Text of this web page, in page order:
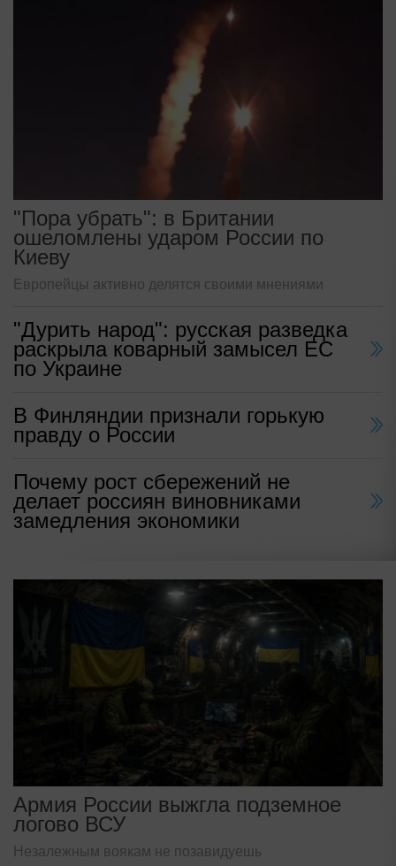
"Пора убрать": в Британии
ошеломлены ударом России по
Киеву
Европейцы активно делятся своими мнениями
"Дурить народ": русская разведка
раскрыла коварный замысел ЕС
по Украине
В Финляндии признали горькую
правду о России
Почему рост сбережений не
делает россиян виновниками
замедления экономики
Армия России выжгла подземное
логово ВСУ
Незалежным воякам не позавидуешь